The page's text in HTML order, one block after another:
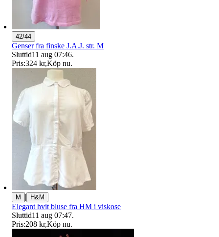
42/44
Genser fra finske J.A.J. str. M
Sluttid11 aug 07:46.
Pris:324 kr,Köp nu.
M | H&M
Elegant hvit bluse fra HM i viskose
Sluttid11 aug 07:47.
Pris:208 kr,Köp nu.